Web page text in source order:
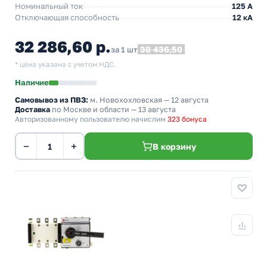
Номинальный ток
125 А
Отключающая способность
12 кА
32 286,60 р.за 1 шт 38 436,50
* цена указана с учетом НДС.
Наличие
Самовывоз из ПВЗ: м. Новохохловская — 12 августа
Доставка по Москве и области — 13 августа
Авторизованному пользователю начислим 323 бонуса
− + В корзину